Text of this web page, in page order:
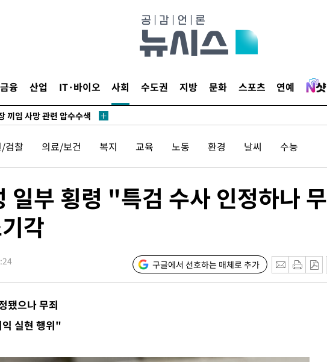
금융 산업 IT·바이오 사회 수도권 지방 문화 스포츠 연예
병호 구속기소
발생 1850명 사망
코산 할라피뇨"-- CDC
울·경기도 선관위 등 9곳
합…1%대 상승 출발
한 807.62개장
발.. 14명 부상, 3명은 중
대경보'
남부 케슘섬에서 두차
명
유 서울대 공대 교수…이
·서범수 징계 절차 개시
무역총액
검찰 의료/보건 복지 교육 노동 환경 날씨 수능
일부 횡령 "특검 수사 인정하나 무
각
구글에서 선호하는 매체로 추가
됐으나 무죄
실현 행위"